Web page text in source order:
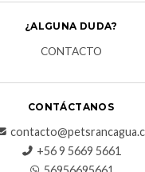
¿ALGUNA DUDA?
CONTACTO
CONTÁCTANOS
‪+56 9 5669 5661‬